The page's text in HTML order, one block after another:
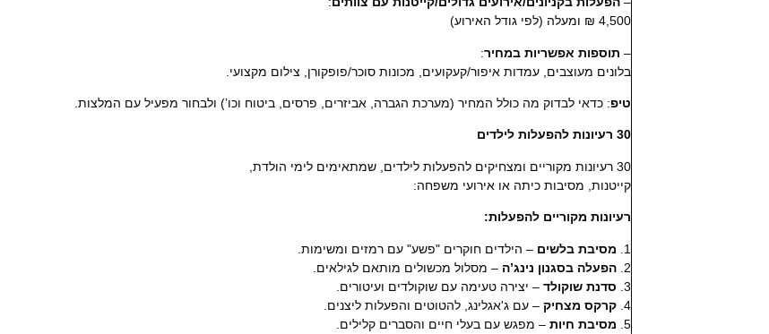
4,500 ₪ ומעלה (לפי גודל האירוע)
– תוספות אפשריות במחיר:
בלונים מעוצבים, עמדות איפור/קעקועים, מכונות סוכר/פופקורן, צילום מקצועי.
טיפ: כדאי לבדוק מה כולל המחיר (מערכת הגברה, אביזרים, פרסים, ביטוח וכו’) ולבחור מפעיל עם המלצות.
30 רעיונות להפעלות לילדים
30 רעיונות מקוריים ומצחיקים להפעלות לילדים, שמתאימים לימי הולדת,
קייטנות, מסיבות כיתה או אירועי משפחה:
רעיונות מקוריים להפעלות:
1. מסיבת בלשים – הילדים חוקרים "פשע" עם רמזים ומשימות.
2. הפעלה בסגנון נינג’ה – מסלול מכשולים מותאם לגילאים.
3. סדנת שוקולד – יצירה טעימה עם שוקולדים ועיטורים.
4. קרקס מצחיק – עם ג'אגלינג, להטוטים והפעלות ליצנים.
5. מסיבת חיות – מפגש עם בעלי חיים והסברים קלילים.